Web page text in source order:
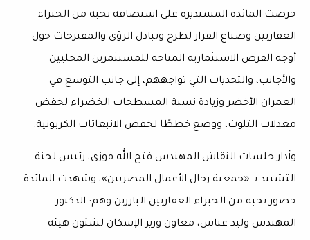
حرصت المائدة المستديرة على استضافة نخبة من الخبراء
العقاريين وصناع القرار لطرح وتبادل الرؤى والمقترحات حول
أوجه الفرص الاستثمارية المتاحة للمستثمرين المحليين
والأجانب، والتحديات التي تواجههم، إلى جانب التوسع في
العمران الأخضر وزيادة نسبة المسطحات الخضراء لخفض
معدلات التلوث، ووضع خططًا لخفض الانبعاثات الكربونية.
وأدار جلسات النقاش المهندس فتح الله فوزي، رئيس لجنة
التشييد بـ «جمعية رجال الأعمال المصريين»، وشهدت المائدة
حضور نخبة من الخبراء العقاريين البارزين وهم: الدكتور
المهندس وليد عباس، معاون وزير الإسكان لشئون هيئة